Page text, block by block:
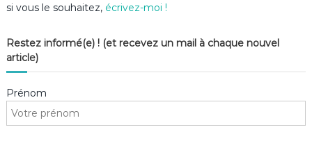
si vous le souhaitez,écrivez-moi !
Restez informé(e) ! (et recevez un mail à chaque nouvel
article)
Prénom